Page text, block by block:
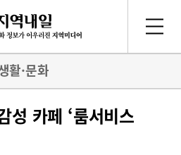
활·문화
성 카페 ‘룸서비스